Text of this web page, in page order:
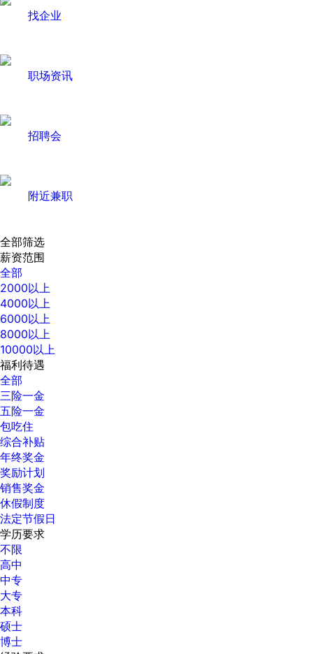
找企业
职场资讯
招聘会
附近兼职
全部筛选
薪资范围
全部
2000以上
4000以上
6000以上
8000以上
10000以上
福利待遇
全部
三险一金
五险一金
包吃住
综合补贴
年终奖金
奖励计划
销售奖金
休假制度
法定节假日
学历要求
不限
高中
中专
大专
本科
硕士
博士